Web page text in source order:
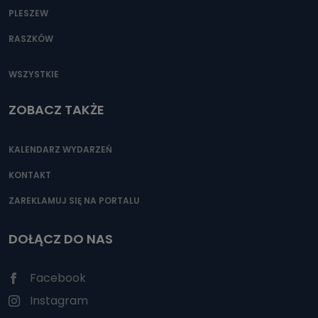
PLESZEW
RASZKÓW
WSZYSTKIE
ZOBACZ TAKŻE
KALENDARZ WYDARZEŃ
KONTAKT
ZAREKLAMUJ SIĘ NA PORTALU
DOŁĄCZ DO NAS
Facebook
Instagram